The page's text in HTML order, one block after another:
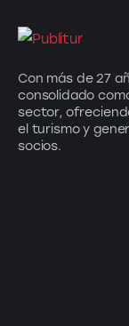
Con más de 27
consolidado
sector,
el turismo y
socios.